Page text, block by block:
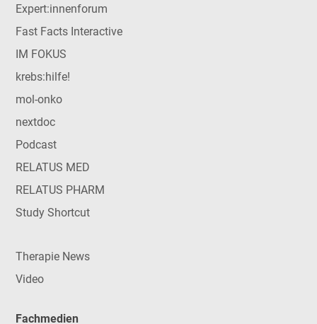
Expert:innenforum
Fast Facts Interactive
IM FOKUS
krebs:hilfe!
mol-onko
nextdoc
Podcast
RELATUS MED
RELATUS PHARM
Study Shortcut
Therapie News
Video
Fachmedien